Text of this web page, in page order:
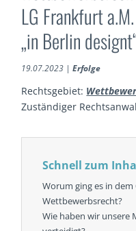
LG Frankfurt
„in Berlin
19.07.2023 |Erfolge
Rechtsgebiet:
Zuständiger
Schnell zum
Worum ging es in
Wettbewerbsrecht?
Wie haben wir unsere